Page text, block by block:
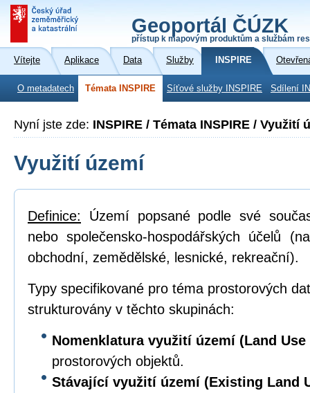
Geoportál ČÚZK
přístup k mapovým produktům a službám
Vítejte Aplikace Data Služby INSPIRE
O metadatech Témata INSPIRE Síťové služby INSPIRE Sdílení
Nyní jste zde: INSPIRE / Témata INSPIRE / Využití
Využití území
Definice: Území popsané podle své
nebo společensko-hospodářských účelů
obchodní, zemědělské, lesnické, rekreační).
Typy specifikované pro téma prostorových
strukturovány v těchto skupinách:
Nomenklatura využití území (Land
prostorových objektů.
Stávající využití území (Existing Land